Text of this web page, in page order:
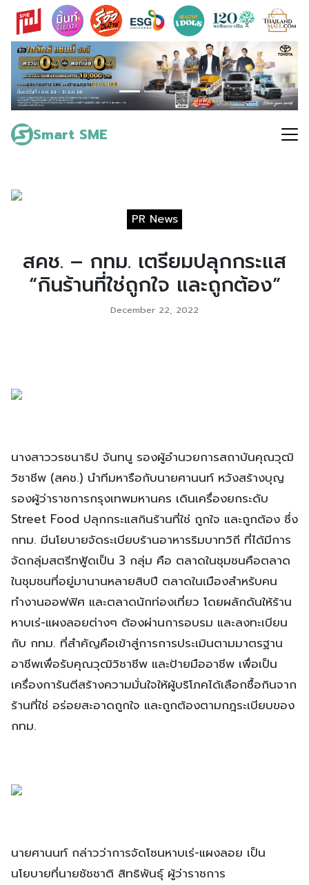
Skip
content
Smart SME
Search
for:
PR News
สคช. – กทม. เตรียมปลุกกระแส
“กินร้านที่ใช่ถูกใจ และถูกต้อง”
December 22, 2022
นางสาววรชนาธิป จันทนู รองผู้อำนวยการสถาบันคุณวุฒิ
วิชาชีพ (สคช.) นำทีมหารือกับนายศานนท์ หวังสร้างบุญ
รองผู้ว่าราชการกรุงเทพมหานคร เดินเครื่องยกระดับ
Street Food ปลุกกระแสกินร้านที่ใช่ ถูกใจ และถูกต้อง ซึ่ง
กทม. มีนโยบายจัดระเบียบร้านอาหารริมบาทวิถี ที่ได้มีการ
จัดกลุ่มสตรีทฟู้ดเป็น 3 กลุ่ม คือ ตลาดในชุมชนคือตลาด
ในชุมชนที่อยู่มานานหลายสิบปี ตลาดในเมืองสำหรับคน
ทำงานออฟฟิศ และตลาดนักท่องเที่ยว โดยผลักดันให้ร้าน
หาบเร่-แผงลอยต่างๆ ต้องผ่านการอบรม และลงทะเบียน
กับ กทม. ที่สำคัญคือเข้าสู่การการประเมินตามมาตรฐาน
อาชีพเพื่อรับคุณวุฒิวิชาชีพ และป้ายมืออาชีพ เพื่อเป็น
เครื่องการันตีสร้างความมั่นใจให้ผู้บริโภคได้เลือกซื้อกินจาก
ร้านที่ใช่ อร่อยสะอาดถูกใจ และถูกต้องตามกฎระเบียบของ
กทม.
นายศานนท์ กล่าวว่าการจัดโซนหาบเร่-แผงลอย เป็น
นโยบายที่นายชัชชาติ สิทธิพันธุ์ ผู้ว่าราชการ